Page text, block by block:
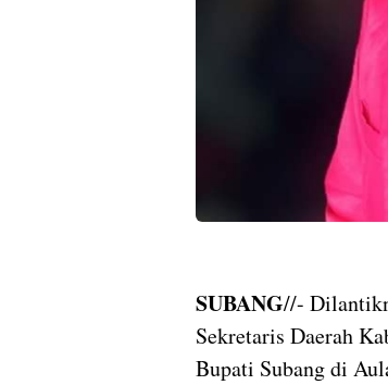
SUBANG//-
Sekretaris Daerah
Bupati Subang di